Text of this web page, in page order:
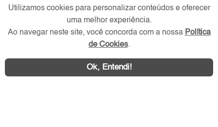
Verificada por
Redes Sociais
Utilizamos cookies para personalizar conteúdos e oferecer
uma melhor experiência.
Ao navegar neste site, você concorda com a nossa Política
de Cookies.
Ok, Entendi!